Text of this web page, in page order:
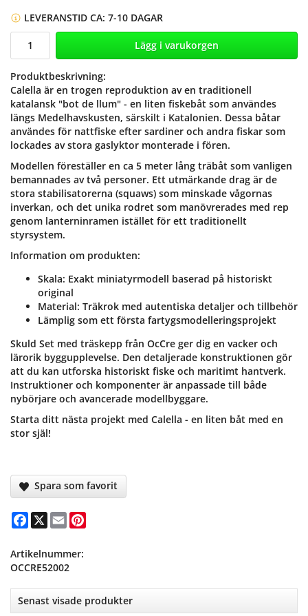
LEVERANSTID CA: 7-10 DAGAR
Lägg i varukorgen
Produktbeskrivning:
Calella är en trogen reproduktion av en traditionell
katalansk "bot de llum" - en liten fiskebåt som användes
längs Medelhavskusten, särskilt i Katalonien. Dessa båtar
användes för nattfiske efter sardiner och andra fiskar som
lockades av stora gaslyktor monterade i fören.
Modellen föreställer en ca 5 meter lång träbåt som vanligen
bemannades av två personer. Ett utmärkande drag är de
stora stabilisatorerna (squaws) som minskade vågornas
inverkan, och det unika rodret som manövrerades med rep
genom lanterninramen istället för ett traditionellt
styrsystem.
Information om produkten:
Skala: Exakt miniatyrmodell baserad på historiskt
original
Material: Träkrok med autentiska detaljer och tillbehör
Lämplig som ett första fartygsmodelleringsprojekt
Skuld Set med träskepp från OcCre ger dig en vacker och
lärorik byggupplevelse. Den detaljerade konstruktionen gör
att du kan utforska historiskt fiske och maritimt hantverk.
Instruktioner och komponenter är anpassade till både
nybörjare och avancerade modellbyggare.
Starta ditt nästa projekt med Calella - en liten båt med en
stor själ!
Spara som favorit
Facebook
X Email
Artikelnummer:
OCCRE52002
Senast visade produkter